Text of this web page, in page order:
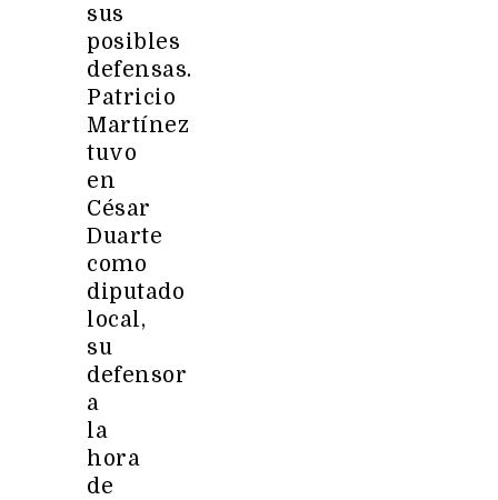
sus
posibles
defensas.
Patricio
Martínez
tuvo
en
César
Duarte
como
diputado
local,
su
defensor
a
la
hora
de